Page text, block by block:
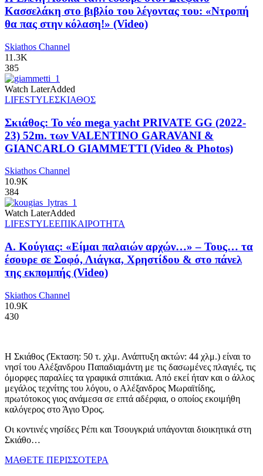
Κασσελάκη στο βιβλίο του λέγοντας του: «Ντροπή
θα πας στην κόλαση!» (Video)
Skiathos Channel
11.3K
385
Watch LaterAdded
LIFESTYLEΣΚΙΑΘΟΣ
Σκιάθος: Το νέο mega yacht PRIVATE GG (2022-
23) 52m. των VALENTINO GARAVANI &
GIANCARLO GIAMMETTI (Video & Photos)
Skiathos Channel
10.9K
384
Watch LaterAdded
LIFESTYLEΕΠΙΚΑΙΡΟΤΗΤΑ
Α. Κούγιας: «Είμαι παλαιών αρχών…» – Τους… τα
έσουρε σε Σοφό, Λιάγκα, Χρηστίδου & στο πάνελ
της εκπομπής (Video)
Skiathos Channel
10.9K
430
Η Σκιάθος (Έκταση: 50 τ. χλμ. Ανάπτυξη ακτών: 44 χλμ.) είναι το
νησί του Αλέξανδρου Παπαδιαμάντη με τις δασωμένες πλαγιές, τις
όμορφες παραλίες τα γραφικά σπιτάκια. Από εκεί ήταν και ο άλλος
μεγάλος τεχνίτης του λόγου, ο Αλέξανδρος Μωραϊτίδης,
πρωτότοκος γιος ανάμεσα σε επτά αδέρφια, ο οποίος εκοιμήθη
καλόγερος στο Άγιο Όρος.
Οι κοντινές νησίδες Ρέπι και Τσουγκριά υπάγονται διοικητικά στη
Σκιάθο…
ΜΑΘΕΤΕ ΠΕΡΙΣΣΟΤΕΡΑ